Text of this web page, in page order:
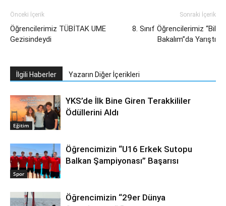
Önceki İçerik
Öğrencilerimiz TÜBİTAK UME
Gezisindeydi
Sonraki İçerik
8. Sınıf Öğrencilerimiz “Bil
Bakalım”da Yarıştı
İlgili Haberler Yazarın Diğer İçerikleri
Eğitim
YKS’de İlk Bine Giren Terakkililer
Ödüllerini Aldı
Spor
Öğrencimizin “U16 Erkek Sutopu
Balkan Şampiyonası” Başarısı
Öğrencimizin “29er Dünya